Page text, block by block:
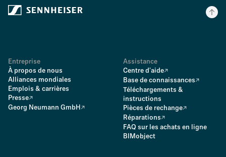
Entreprise
À propos de nous
Alliances mondiales
Emplois & carrières
Presse
Georg Neumann GmbH
Assistance
Centre d'aide
Base de connaissances
Téléchargements &
instructions
Pièces de rechange
Réparations
FAQ sur les achats en ligne
BIMobject